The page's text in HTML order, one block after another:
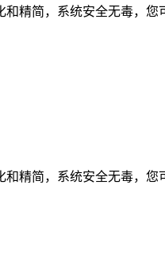
精简，系统安全无毒，您
精简，系统安全无毒，您